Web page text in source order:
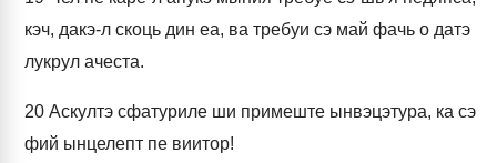
кэч, дакэ-л скоць дин еа, ва требуи сэ май фачь о датэ
лукрул ачеста.
20 Аскултэ сфатуриле ши примеште ынвэцэтура, ка сэ
фий ынцелепт пе виитор!